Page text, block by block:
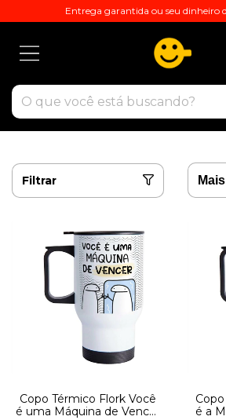
Entrega garantida ou seu dinheiro
Filtrar
Copo Térmico Flork Você
é uma Máquina de Vencer
é a